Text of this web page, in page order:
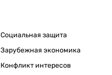
Социальная защита
Зарубежная экономика
Конфликт интересов